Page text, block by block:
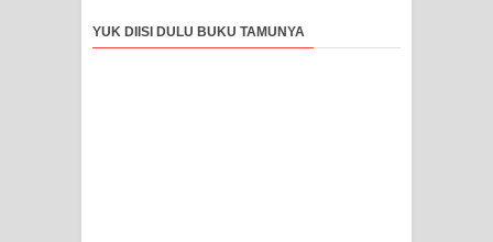
YUK DIISI DULU BUKU TAMUNYA